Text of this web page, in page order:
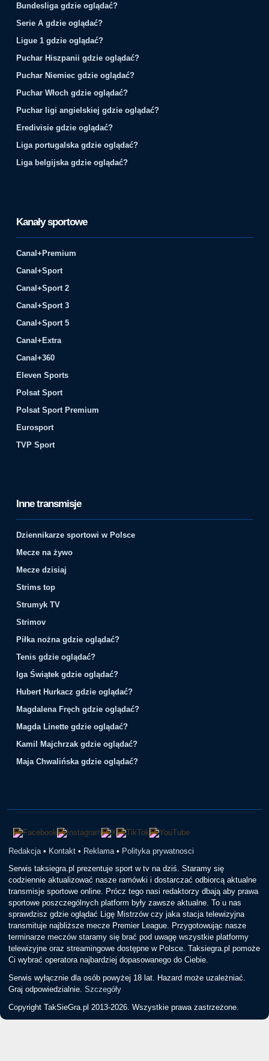
Bundesliga gdzie oglądać?
Serie A gdzie oglądać?
Ligue 1 gdzie oglądać?
Puchar Hiszpanii gdzie oglądać?
Puchar Niemiec gdzie oglądać?
Puchar Włoch gdzie oglądać?
Puchar ligi angielskiej gdzie oglądać?
Eredivisie gdzie oglądać?
Liga portugalska gdzie oglądać?
Liga belgijska gdzie oglądać?
Kanały sportowe
Canal+Premium
Canal+Sport
Canal+Sport 2
Canal+Sport 3
Canal+Sport 5
Canal+Extra
Canal+360
Eleven Sports
Polsat Sport
Polsat Sport Premium
Eurosport
TVP Sport
Inne transmisje
Dziennikarze sportowi w Polsce
Mecze na żywo
Mecze dzisiaj
Strims top
Strumyk TV
Strimov
Piłka nożna gdzie oglądać?
Tenis gdzie oglądać?
Iga Świątek gdzie oglądać?
Hubert Hurkacz gdzie oglądać?
Magdalena Fręch gdzie oglądać?
Magda Linette gdzie oglądać?
Kamil Majchrzak gdzie oglądać?
Maja Chwalińska gdzie oglądać?
Redakcja • Kontakt • Reklama • Polityka prywatnosci
Serwis taksiegra.pl prezentuje sport w tv na dziś. Staramy się
codziennie aktualizować nasze ramówki i dostarczać odbiorcą aktualne
transmisje sportowe online. Prócz tego nasi redaktorzy dbają aby prawa
sportowe poszczególnych platform były zawsze aktualne. To u nas
sprawdzisz gdzie oglądać Ligę Mistrzów czy jaka stacja telewizyjna
transmituje najbliższe mecze Premier League. Przygotowując nasze
terminarze meczów staramy się brać pod uwagę wszystkie platformy
telewizyjne oraz streamingowe dostępne w Polsce. Taksiegra.pl pomoże
Ci wybrać operatora najbardziej dopasowanego do Ciebie.
Serwis wyłącznie dla osób powyżej 18 lat. Hazard może uzależniać.
Graj odpowiedzialnie.Szczegóły
Copyright TakSieGra.pl 2013-2026. Wszystkie prawa zastrzeżone.